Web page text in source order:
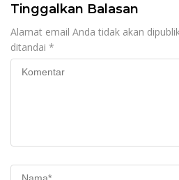
Tinggalkan Balasan
Alamat email Anda tidak akan
ditandai *